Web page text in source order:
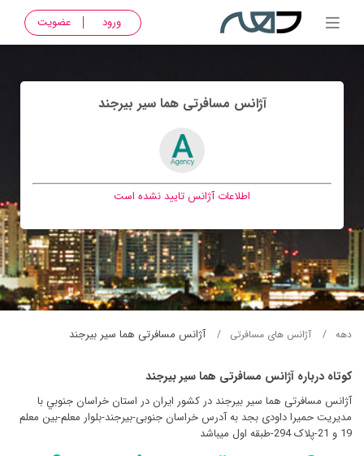
ورود عضویت
آژانس مسافرتی هما سير بيرجند
اطلاعات آژانس تایید نشده است
دهه آژانس های مسافرتی آژانس مسافرتی هما سير بيرجند
کوتاه درباره آژانس مسافرتی هما سير بيرجند
آژانس مسافرتی هما سير بيرجند در کشور ایران در استان خراسان جنوبي با
مدیریت حمیرا داودی بجد به آدرس خراسان جنوبی-بیرجند-بلوار معلم-بین معلم
19 و 21-پلاک 294-طبقه اول میباشد